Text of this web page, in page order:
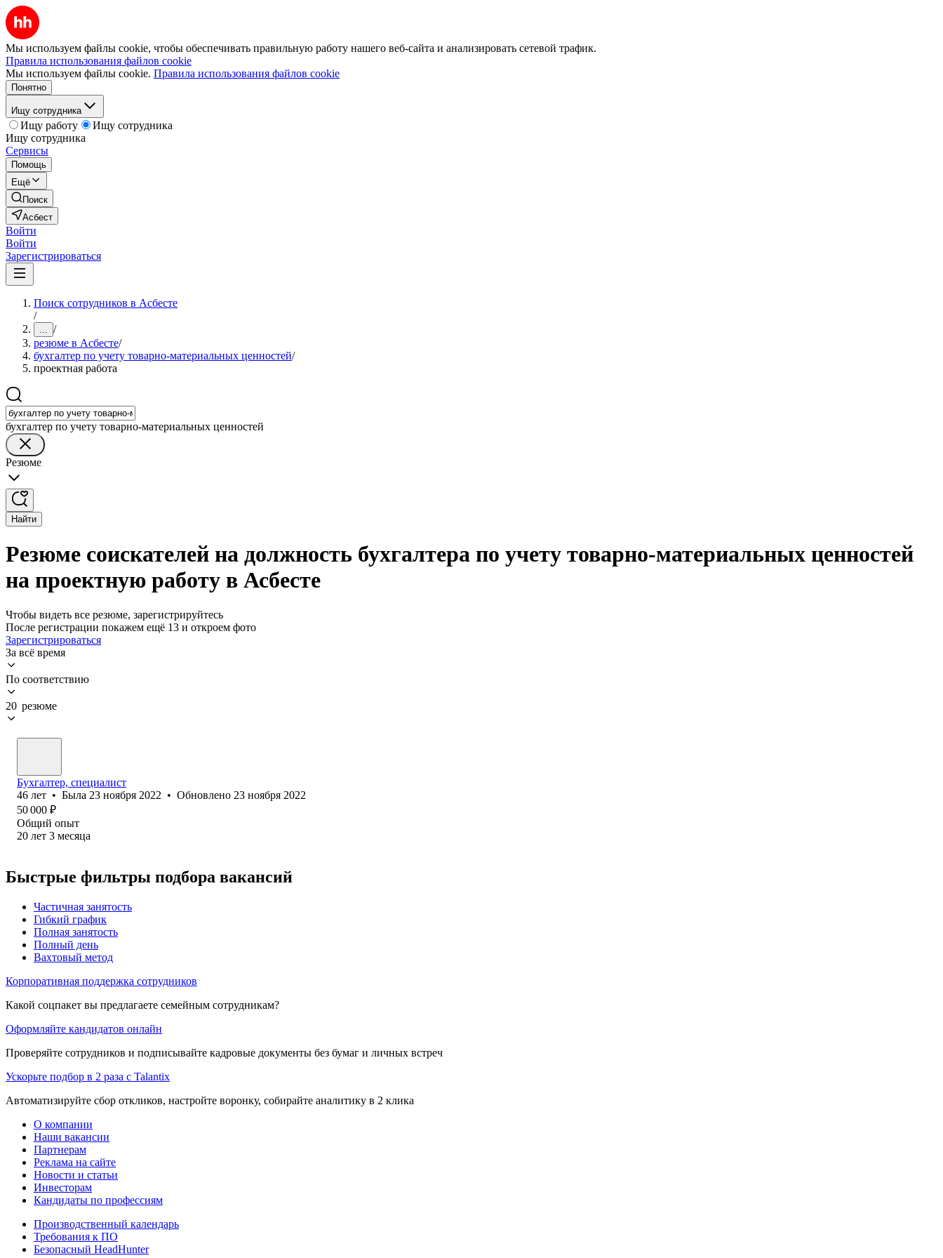
Мы используем файлы cookie, чтобы обеспечивать правильную работу нашего веб-сайта и анализировать сетевой трафик.
Правила использования файлов cookie
Мы используем файлы cookie. Правила использования файлов cookie
Понятно
Ищу сотрудника
Ищу работу
Ищу сотрудника
Ищу сотрудника
Сервисы
Помощь
Ещё
Поиск
Асбест
Войти
Войти
Зарегистрироваться
Поиск сотрудников в Асбесте
/
... /
резюме в Асбесте/
бухгалтер по учету товарно-материальных ценностей/
проектная работа
бухгалтер по учету товарно-материальных ценностей
Резюме
Найти
Резюме соискателей на должность бухгалтера по учету товарно-материальных ценностей
на проектную работу в Асбесте
Чтобы видеть все резюме, зарегистрируйтесь
После регистрации покажем ещё 13 и откроем фото
Зарегистрироваться
За всё время
По соответствию
20 резюме
Бухгалтер, специалист
46 лет • Была 23 ноября 2022 • Обновлено 23 ноября 2022
50 000 ₽
Общий опыт
20 лет 3 месяца
Быстрые фильтры подбора вакансий
Частичная занятость
Гибкий график
Полная занятость
Полный день
Вахтовый метод
Корпоративная поддержка сотрудников
Какой соцпакет вы предлагаете семейным сотрудникам?
Оформляйте кандидатов онлайн
Проверяйте сотрудников и подписывайте кадровые документы без бумаг и личных встреч
Ускорьте подбор в 2 раза с Talantix
Автоматизируйте сбор откликов, настройте воронку, собирайте аналитику в 2 клика
О компании
Наши вакансии
Партнерам
Реклама на сайте
Новости и статьи
Инвесторам
Кандидаты по профессиям
Производственный календарь
Требования к ПО
Безопасный HeadHunter